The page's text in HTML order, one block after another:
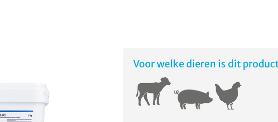
Voor welke dieren is dit